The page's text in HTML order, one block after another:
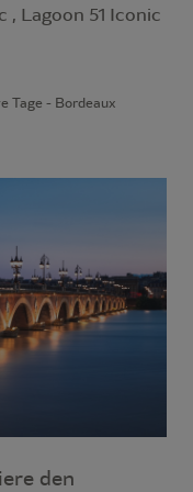
, Lagoon 51 Iconic
Tage - Bordeaux
den